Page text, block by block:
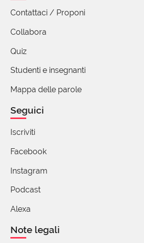
Chiedo scusa, ma se lo staff de
giorno", avesse voluto stabilire
termine "gallese", appunto.
Se invece l'aggettivo utilizzato è
sembra indubitabile che si tratti di
derivazione dal francese. O
evidente che anche parlando di
squisitamente culturale, un
leggere i testi quotidiani, allieto
Grazie ancora.
Contattaci / Proponi
Collabora
Quiz
Studenti e insegnanti
Mappa delle parole
Seguici
Iscriviti
Facebook
Instagram
Podcast
Alexa
Note legali